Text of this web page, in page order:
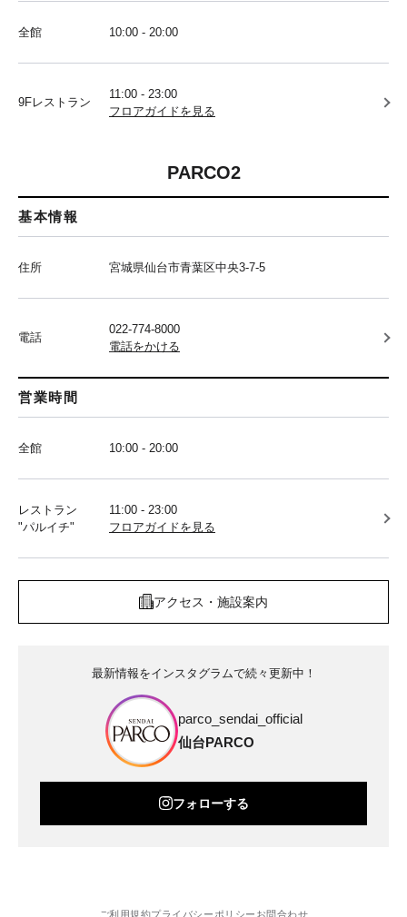
全館 10:00 - 20:00
9Fレストラン
11:00 - 23:00
フロアガイドを見る
PARCO2
基本情報
住所 宮城県仙台市青葉区中央3-7-5
電話
022-774-8000
電話をかける
営業時間
全館 10:00 - 20:00
レストラン
"パルイチ"
11:00 - 23:00
フロアガイドを見る
アクセス・施設案内
最新情報をインスタグラムで続々更新中！
parco_sendai_official
仙台PARCO
フォローする
ご利用規約プライバシーポリシー お問合わせ